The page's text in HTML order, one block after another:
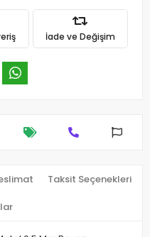
İade ve Değişim
Taksit Seçenekleri